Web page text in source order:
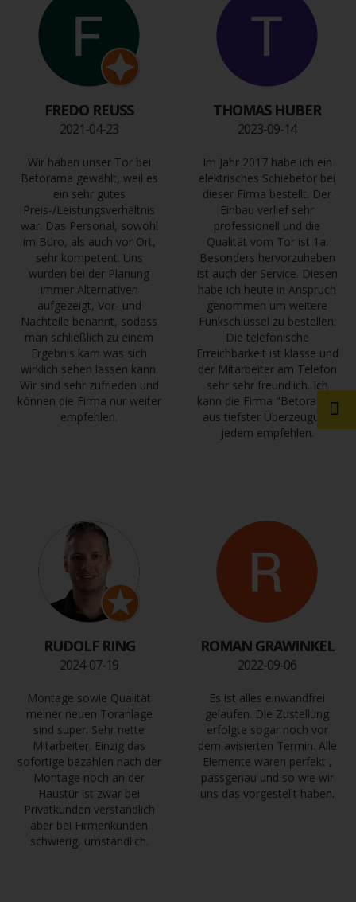
FREDO REUSS
2021-04-23
Wir haben unser Tor bei
Betorama gewählt, weil es
ein sehr gutes
Preis-/Leistungsverhältnis
war. Das Personal, sowohl
im Büro, als auch vor Ort,
sehr kompetent. Uns
wurden bei der Planung
immer Alternativen
aufgezeigt, Vor- und
Nachteile benannt, sodass
man schließlich zu einem
Ergebnis kam was sich
wirklich sehen lassen kann.
Wir sind sehr zufrieden und
können die Firma nur weiter
empfehlen.
THOMAS HUBER
2023-09-14
Im Jahr 2017 habe ich ein
elektrisches Schiebetor bei
dieser Firma bestellt. Der
Einbau verlief sehr
professionell und die
Qualität vom Tor ist 1a.
Besonders hervorzuheben
ist auch der Service. Diesen
habe ich heute in Anspruch
genommen um weitere
Funkschlüssel zu bestellen.
Die telefonische
Erreichbarkeit ist klasse und
der Mitarbeiter am Telefon
sehr sehr freundlich. Ich
kann die Firma "Betorama"
aus tiefster Überzeugung
jedem empfehlen.
RUDOLF RING
2024-07-19
Montage sowie Qualität
meiner neuen Toranlage
sind super. Sehr nette
Mitarbeiter. Einzig das
sofortige bezahlen nach der
Montage noch an der
Haustür ist zwar bei
Privatkunden verständlich
aber bei Firmenkunden
schwierig, umständlich.
ROMAN GRAWINKEL
2022-09-06
Es ist alles einwandfrei
gelaufen. Die Zustellung
erfolgte sogar noch vor
dem avisierten Termin. Alle
Elemente waren perfekt ,
passgenau und so wie wir
uns das vorgestellt haben.